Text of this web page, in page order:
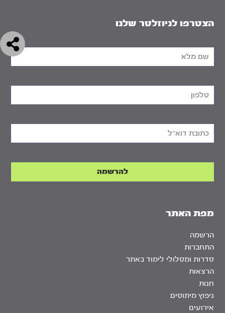
מפת האתר
הרשמה
התחברות
סדרות ומסלולי לימוד באתר
הרצאות
חנות
ניפוץ מיתוסים
אירועים
הצטרפו לניוזלטר שלנו